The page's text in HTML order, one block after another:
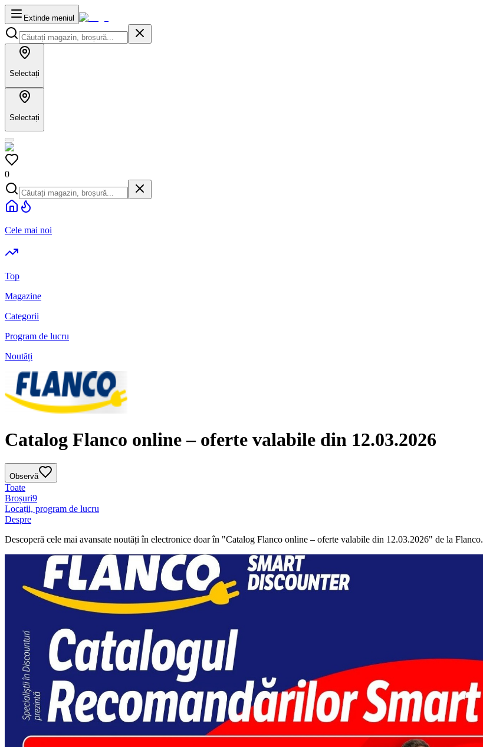
Extinde meniul
Selectați
Selectați
0
Cele mai noi
Top
Magazine
Categorii
Program de lucru
Noutăți
Catalog Flanco online – oferte valabile din 12.03.2026
Observă
Toate
Broșuri9
Locații, program de lucru
Despre
Descoperă cele mai avansate noutăți în electronice doar în "Catalog Flanco online – oferte valabile din 12.03.2026" de la Flanco.